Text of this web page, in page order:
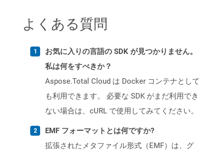
よくある質問
お気に入りの言語の SDK が見つかりません。
私は何をすべきか？
Aspose.Total Cloud は Docker コンテナとして
も利用できます。 必要な SDK がまだ利用でき
ない場合は、cURL で使用してみてください。
EMF フォーマットとは何ですか?
拡張されたメタファイル形式（EMF）は、グ